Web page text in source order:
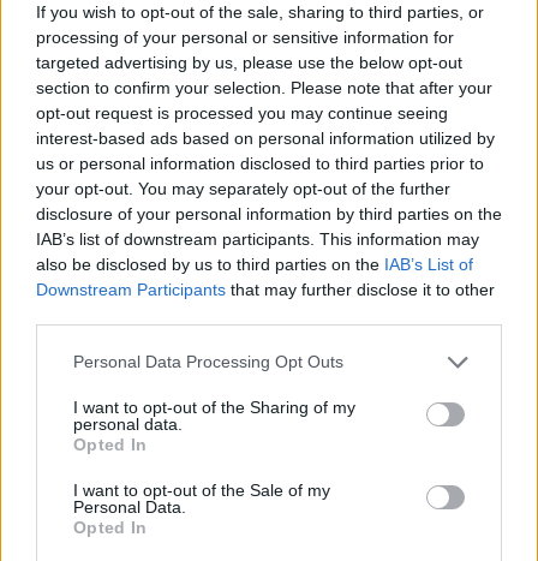
If you wish to opt-out of the sale, sharing to third parties, or
processing of your personal or sensitive information for
targeted advertising by us, please use the below opt-out
section to confirm your selection. Please note that after your
opt-out request is processed you may continue seeing
interest-based ads based on personal information utilized by
us or personal information disclosed to third parties prior to
your opt-out. You may separately opt-out of the further
disclosure of your personal information by third parties on the
IAB’s list of downstream participants. This information may
also be disclosed by us to third parties on the IAB’s List of
Downstream Participants that may further disclose it to other
Personal Data Processing Opt Outs
I want to opt-out of the Sharing of my
personal data.
Opted In
I want to opt-out of the Sale of my
Personal Data.
Opted In
Hasznos
Impresszum
Szerzői jogok
Adatvédelmi tájékoztató
Cookie-kezelési tájékoztató
Hozzászólási szabályzat
Nyomtatott lapjaink archívuma
Székely Hírmondó archívuma
Sütibeállítások